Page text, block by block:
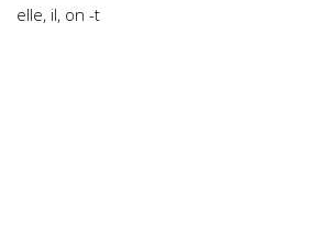
elle, il, on -t